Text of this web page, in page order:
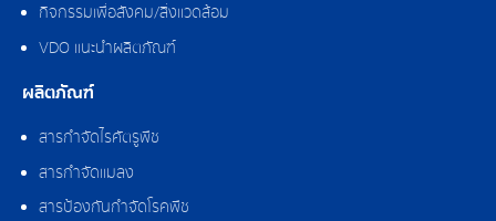
กิจกรรมเพื่อสังคม/สิ่งแวดล้อม
VDO แนะนำผลิตภัณฑ์
ผลิตภัณฑ์
สารกำจัดไรศัตรูพืช
สารกำจัดแมลง
สารป้องกันกำจัดโรคพืช